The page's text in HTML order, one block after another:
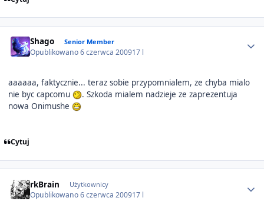
Shago Senior Member
Opublikowano6 czerwca 200917 l
aaaaaa, faktycznie... teraz sobie przypomnialem, ze chyba mialo
nie byc capcomu
. Szkoda mialem nadzieje ze zaprezentuja
nowa Onimushe
Cytuj
rkBrain Użytkownicy
Opublikowano6 czerwca 200917 l